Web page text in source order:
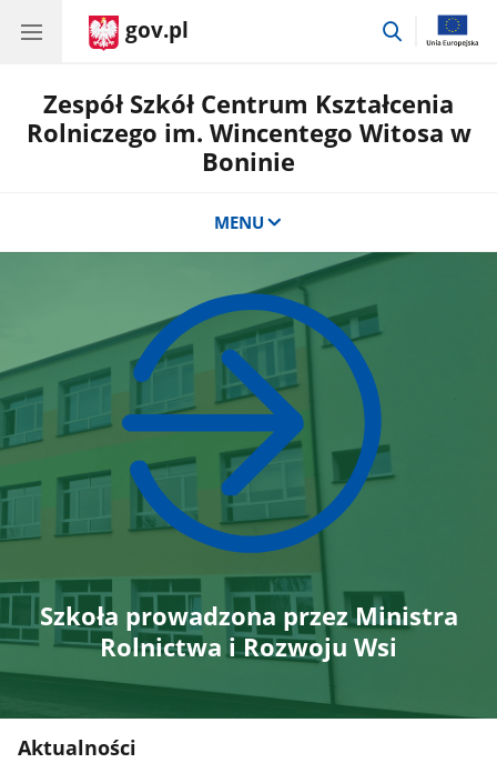
gov.pl
przejdź
Zespół Szkół Centrum Kształcenia
Rolniczego im. Wincentego Witosa w
Boninie
MENU
Szkoła prowadzona przez Ministra
Rolnictwa i Rozwoju Wsi
Aktualności